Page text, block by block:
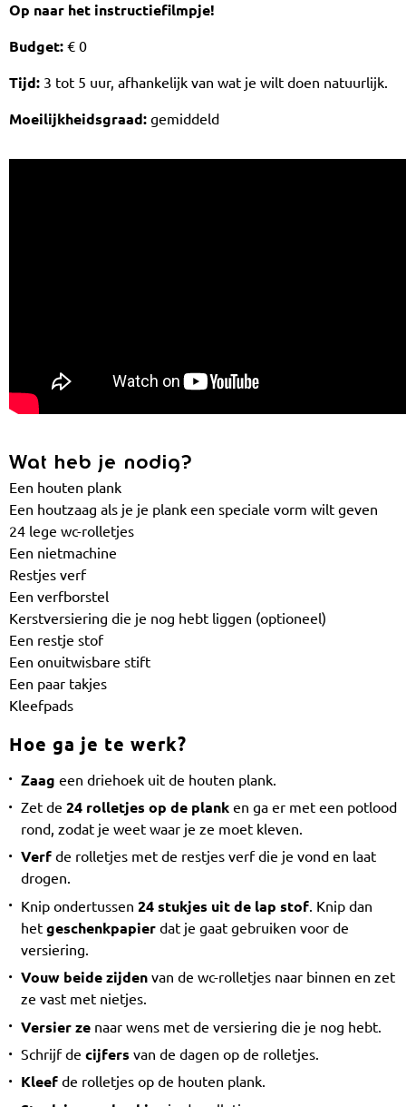
Op naar het instructiefilmpje!
Budget: € 0
Tijd: 3 tot 5 uur, afhankelijk van wat je wilt doen natuurlijk.
Moeilijkheidsgraad: gemiddeld
Wat heb je nodig?
Een houten plank
Een houtzaag als je je plank een speciale vorm wilt geven
24 lege wc-rolletjes
Een nietmachine
Restjes verf
Een verfborstel
Kerstversiering die je nog hebt liggen (optioneel)
Een restje stof
Een onuitwisbare stift
Een paar takjes
Kleefpads
Hoe ga je te werk?
Zaag een driehoek uit de houten plank.
Zet de 24 rolletjes op de planken ga er met een potlood
rond, zodat je weet waar je ze moet kleven.
Verfde rolletjes met de restjes verf die je vond en laat
drogen.
Knip ondertussen 24 stukjes uit de lap stof. Knip dan
het geschenkpapierdat je gaat gebruiken voor de
versiering.
Vouw beide zijdenvan de wc-rolletjes naar binnen en zet
ze vast met nietjes.
Versier zenaar wens met de versiering die je nog hebt.
Schrijf de cijfers van de dagen op de rolletjes.
Kleefde rolletjes op de houten plank.